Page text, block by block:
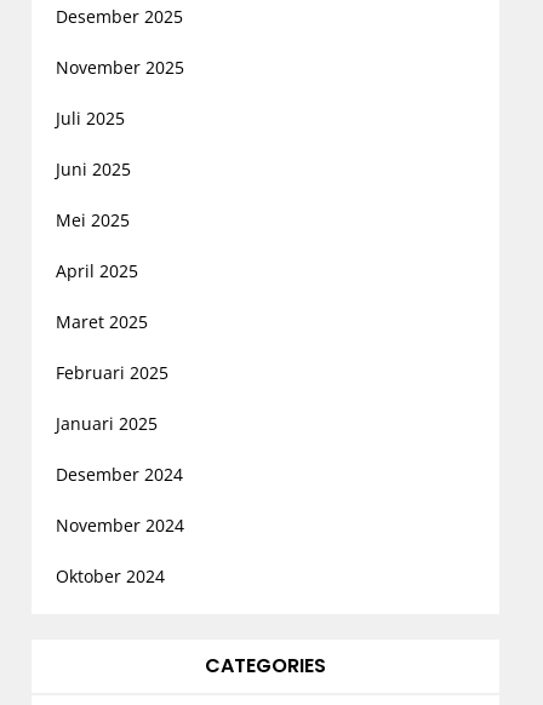
Desember 2025
November 2025
Juli 2025
Juni 2025
Mei 2025
April 2025
Maret 2025
Februari 2025
Januari 2025
Desember 2024
November 2024
Oktober 2024
CATEGORIES